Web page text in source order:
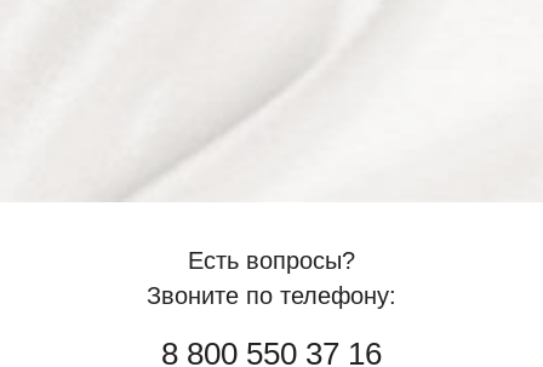
Есть вопросы?
Звоните по телефону:
8 800 550 37 16